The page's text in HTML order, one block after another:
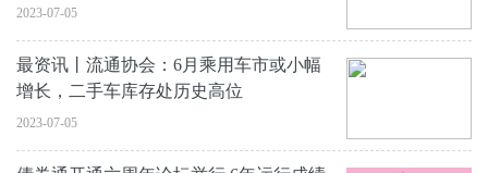
2023-07-05
最资讯丨流通协会：6月乘用车市或小幅
增长，二手车库存处历史高位
2023-07-05